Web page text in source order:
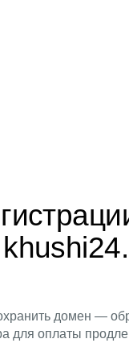
домен —
для оплаты